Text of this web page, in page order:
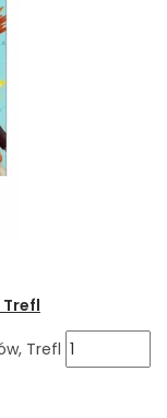
Trefl
Trefl